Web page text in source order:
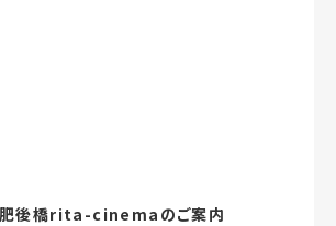
肥後橋rita-cinemaのご案内